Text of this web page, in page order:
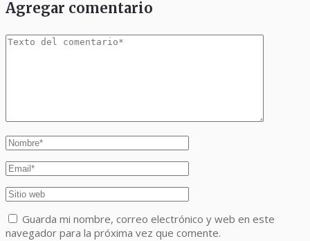
Agregar comentario
Guarda mi nombre, correo electrónico y web en este
navegador para la próxima vez que comente.